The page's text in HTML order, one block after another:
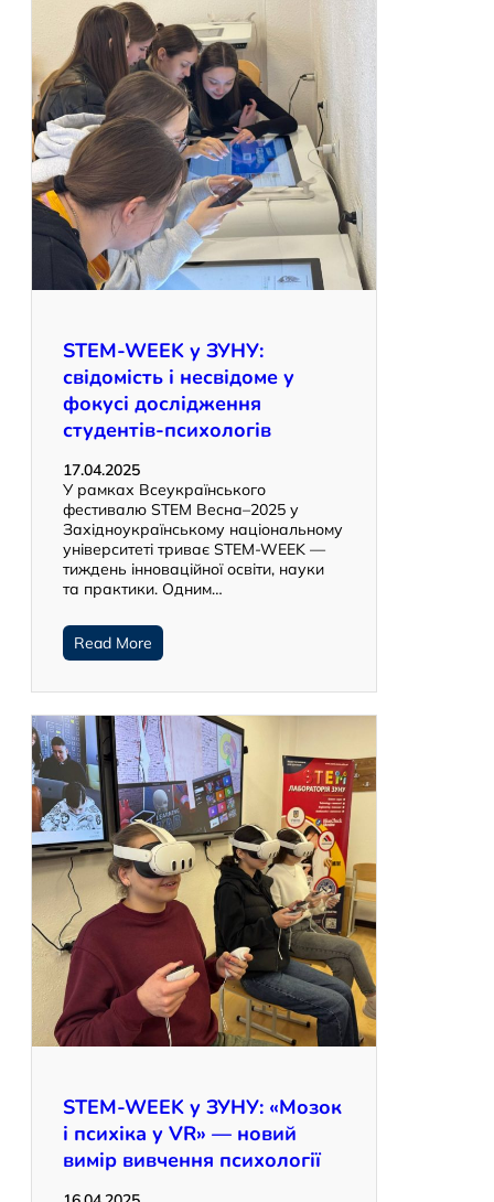
STEM-WEEK у ЗУНУ:
свідомість і несвідоме у
фокусі дослідження
студентів-психологів
17.04.2025
У рамках Всеукраїнського
фестивалю STEM Весна–2025 у
Західноукраїнському національному
університеті триває STEM-WEEK —
тиждень інноваційної освіти, науки
та практики. Одним…
Read More
STEM-WEEK у ЗУНУ: «Мозок
і психіка у VR» — новий
вимір вивчення психології